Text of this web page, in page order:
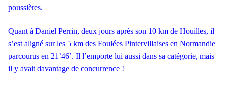
poussières.
Quant à Daniel Perrin, deux jours après son 10 km de Houilles, il
s’est aligné sur les 5 km des Foulées Pintervillaises en Normandie
parcourus en 21’46’. Il l’emporte lui aussi dans sa catégorie, mais
il y avait davantage de concurrence !